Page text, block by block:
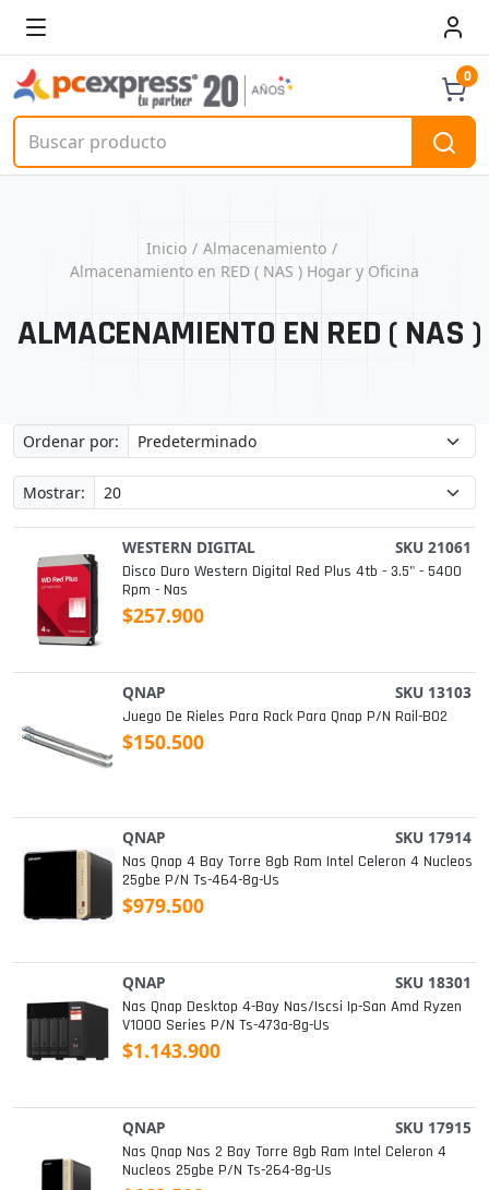
0
Inicio
Almacenamiento
Almacenamiento en RED ( NAS ) Hogar y Oficina
ALMACENAMIENTO EN RED ( NAS
Ordenar por:
Mostrar:
WESTERN DIGITAL SKU 21061
Disco Duro Western Digital Red Plus 4tb - 3.5" - 5400
Rpm - Nas
$257.900
QNAP SKU 13103
Juego De Rieles Para Rack Para Qnap P/n Rail-B02
$150.500
QNAP SKU 17914
Nas Qnap 4 Bay Torre 8gb Ram Intel Celeron 4 Nucleos
25gbe P/n Ts-464-8g-Us
$979.500
QNAP SKU 18301
Nas Qnap Desktop 4-Bay Nas/iscsi Ip-San Amd Ryzen
V1000 Series P/n Ts-473a-8g-Us
$1.143.900
QNAP SKU 17915
Nas Qnap Nas 2 Bay Torre 8gb Ram Intel Celeron 4
Nucleos 25gbe P/n Ts-264-8g-Us